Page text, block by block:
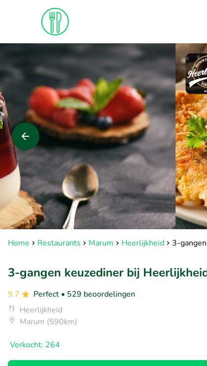
Home Restaurants Marum Heerlijkheid 3-
3-gangen keuzediner bij
9.7 Perfect • 529 beoordelingen
Heerlijkheid
Marum (590km)
Verkocht: 264